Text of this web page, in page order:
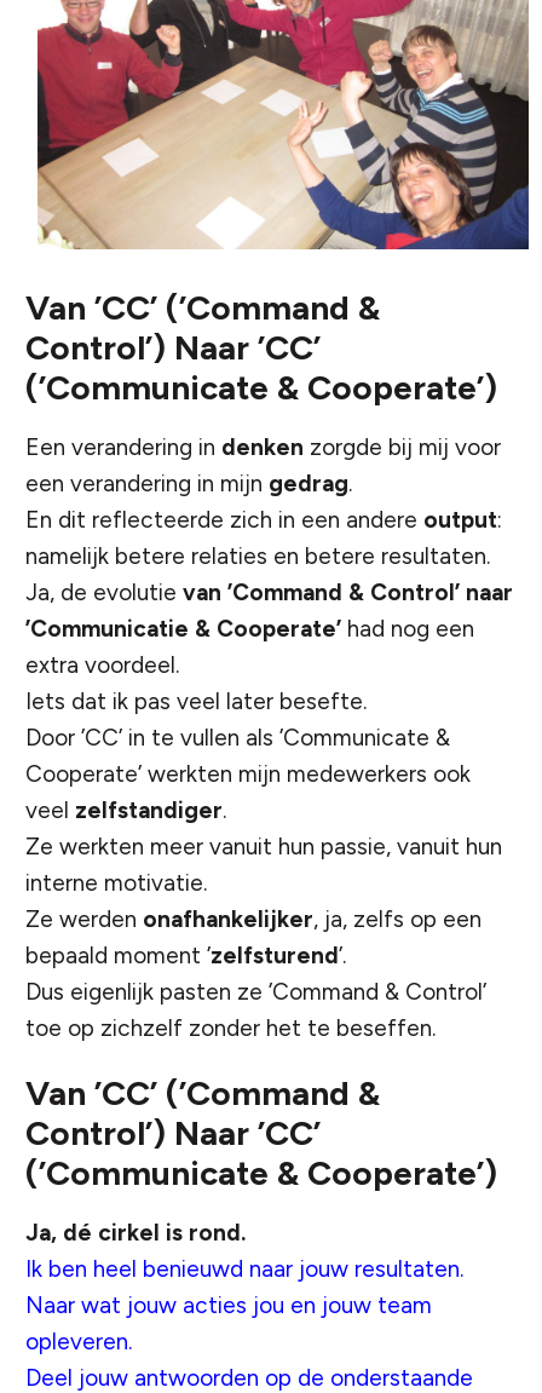
Van ’CC’ (’Command &
Control’) Naar ’CC’
(’Communicate & Cooperate’)
Een verandering in denken zorgde bij mij voor
een verandering in mijn gedrag.
En dit reflecteerde zich in een andere output:
namelijk betere relaties en betere resultaten.
Ja, de evolutie van ’Command & Control’ naar
’Communicatie & Cooperate’ had nog een
extra voordeel.
Iets dat ik pas veel later besefte.
Door ’CC’ in te vullen als ’Communicate &
Cooperate’ werkten mijn medewerkers ook
veel zelfstandiger.
Ze werkten meer vanuit hun passie, vanuit hun
interne motivatie.
Ze werden onafhankelijker, ja, zelfs op een
bepaald moment ’zelfsturend’.
Dus eigenlijk pasten ze ’Command & Control’
toe op zichzelf zonder het te beseffen.
Van ’CC’ (’Command &
Control’) Naar ’CC’
(’Communicate & Cooperate’)
Ja, dé cirkel is rond.
Ik ben heel benieuwd naar jouw resultaten.
Naar wat jouw acties jou en jouw team
opleveren.
Deel jouw antwoorden op de onderstaande